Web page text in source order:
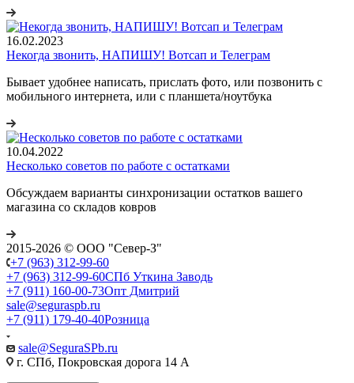
16.02.2023
Некогда звонить, НАПИШУ! Вотсап и Телеграм
Бывает удобнее написать, прислать фото, или позвонить с
мобильного интернета, или с планшета/ноутбука
10.04.2022
Несколько советов по работе с остатками
Обсуждаем варианты синхронизации остатков вашего
магазина со складов ковров
2015-2026 © ООО "Север-З"
+7 (963) 312-99-60
+7 (963) 312-99-60СПб Уткина Заводь
+7 (911) 160-00-73Опт Дмитрий
sale@seguraspb.ru
+7 (911) 179-40-40Розница
sale@SeguraSPb.ru
г. СПб, Покровская дорога 14 А